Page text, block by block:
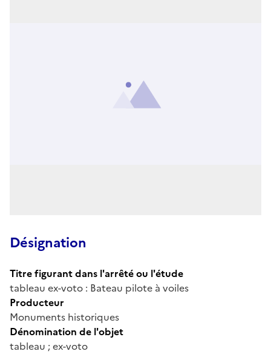
Désignation
Titre figurant dans l'arrêté ou l'étude
tableau ex-voto : Bateau pilote à voiles
Producteur
Monuments historiques
Dénomination de l'objet
tableau ; ex-voto